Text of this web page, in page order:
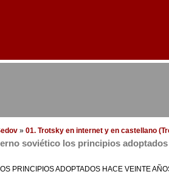
» 01. Trotsky en internet y en castellano
soviético los principios
PRINCIPIOS ADOPTADOS HACE VEINTE